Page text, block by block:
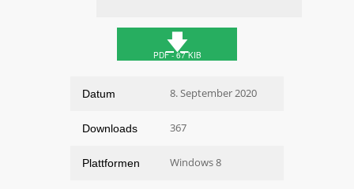
🡇
PDF - 67 KIB
Datum 8. September 2020
Downloads 367
Plattformen Windows 8